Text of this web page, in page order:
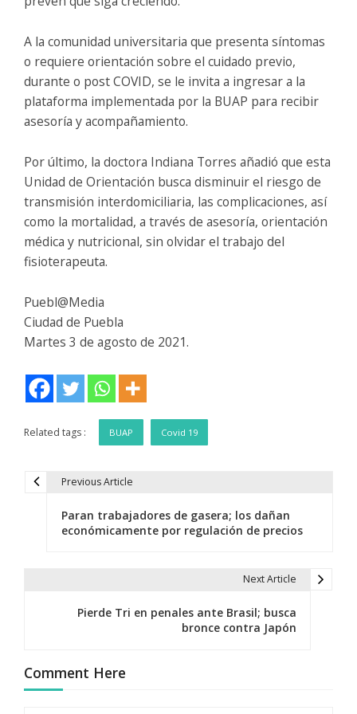
A la comunidad universitaria que presenta síntomas
o requiere orientación sobre el cuidado previo,
durante o post COVID, se le invita a ingresar a la
plataforma implementada por la BUAP para recibir
asesoría y acompañamiento.
Por último, la doctora Indiana Torres añadió que esta
Unidad de Orientación busca disminuir el riesgo de
transmisión interdomiciliaria, las complicaciones, así
como la mortalidad, a través de asesoría, orientación
médica y nutricional, sin olvidar el trabajo del
fisioterapeuta.
Puebl@Media
Ciudad de Puebla
Martes 3 de agosto de 2021.
Related tags : BUAP Covid 19
c
i
Previous Article
Paran trabajadores de gasera; los dañan
económicamente por regulación de precios
Next Article
Pierde Tri en penales ante Brasil; busca
bronce contra Japón
Comment Here